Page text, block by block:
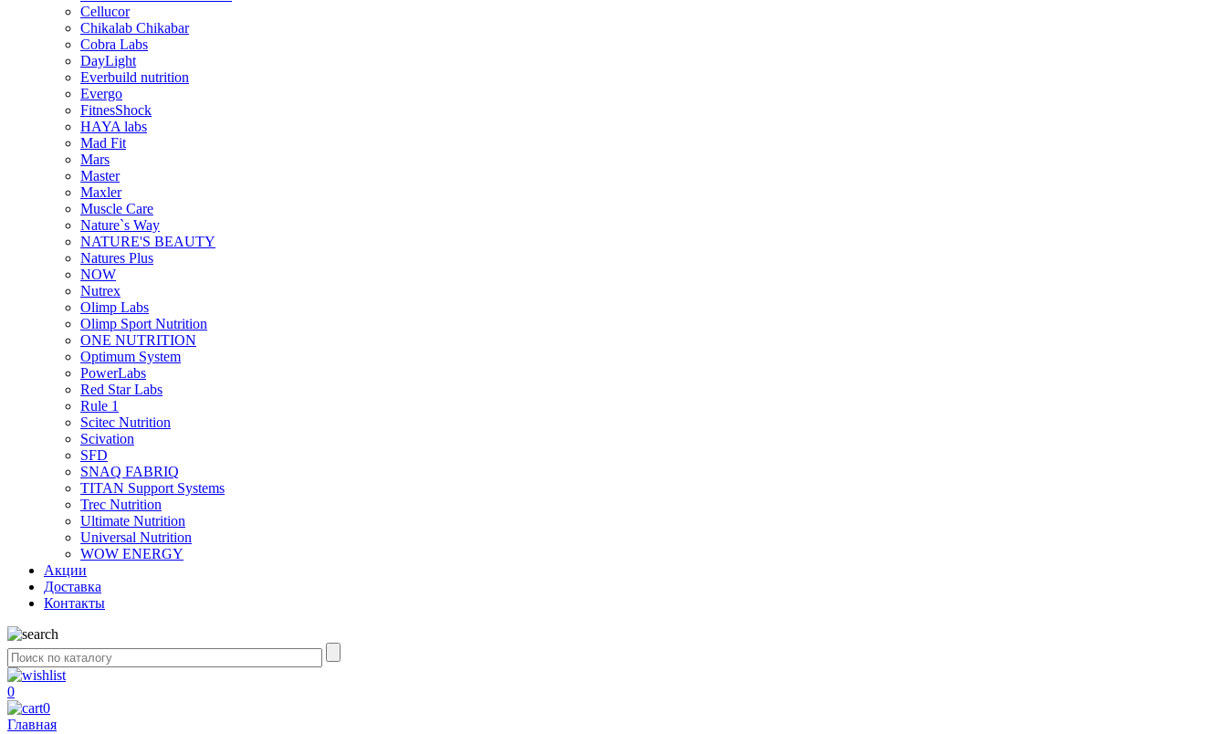
Cellucor
Chikalab Chikabar
Cobra Labs
DayLight
Everbuild nutrition
Evergo
FitnesShock
HAYA labs
Mad Fit
Mars
Master
Maxler
Muscle Care
Nature`s Way
NATURE'S BEAUTY
Natures Plus
NOW
Nutrex
Olimp Labs
Olimp Sport Nutrition
ONE NUTRITION
Optimum System
PowerLabs
Red Star Labs
Rule 1
Scitec Nutrition
Scivation
SFD
SNAQ FABRIQ
TITAN Support Systems
Trec Nutrition
Ultimate Nutrition
Universal Nutrition
WOW ENERGY
Акции
Доставка
Контакты
0
0
Главная